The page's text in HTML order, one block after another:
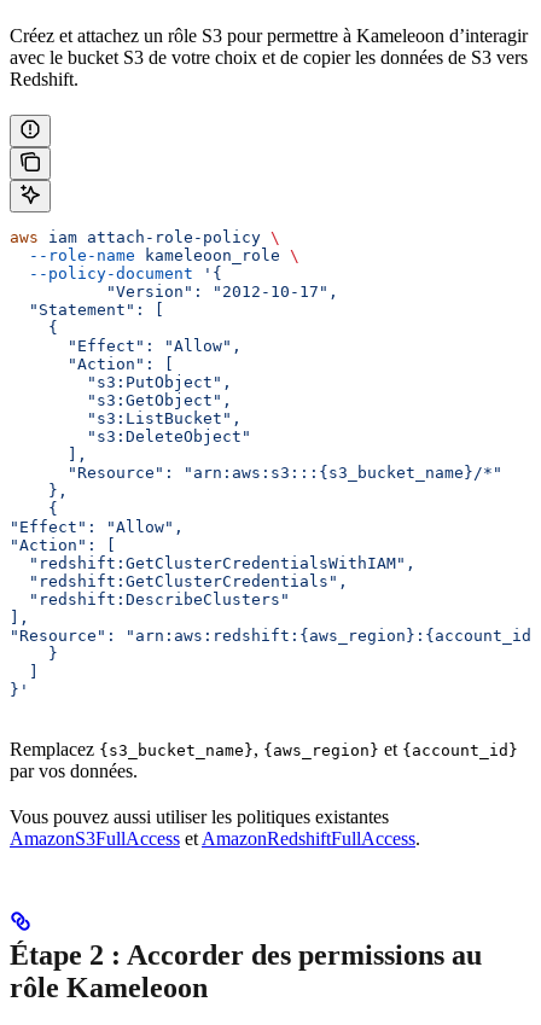
Créez et attachez un rôle S3 pour permettre à Kameleoon d’interagir
avec le bucket S3 de votre choix et de copier les données de S3 vers
Redshift.
aws iam attach-role-policy \
  --role-name
kameleoon_role \
  --policy-document
'{
  	  "Version": "2012-10-17",
  "Statement": [
    {
      "Effect": "Allow",
      "Action": [
        "s3:PutObject",
        "s3:GetObject",
        "s3:ListBucket",
        "s3:DeleteObject"
      ],
      "Resource": "arn:aws:s3:::{s3_bucket_name}/*"
    },
    {
"Effect": "Allow",
"Action": [
  "redshift:GetClusterCredentialsWithIAM",
  "redshift:GetClusterCredentials",
  "redshift:DescribeClusters"
],
"Resource":
    }
  ]
}'
Remplacez {s3_bucket_name}, {aws_region} et {account_id}
par vos données.
Vous pouvez aussi utiliser les politiques existantes
AmazonS3FullAccess et AmazonRedshiftFullAccess.
Étape 2 : Accorder des permissions au
rôle Kameleoon